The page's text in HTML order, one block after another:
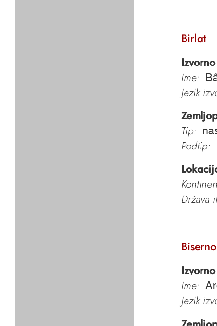
Birlat
Ime:
Jezik
Tip:
Podtip:
Država
Ime:
Jezik